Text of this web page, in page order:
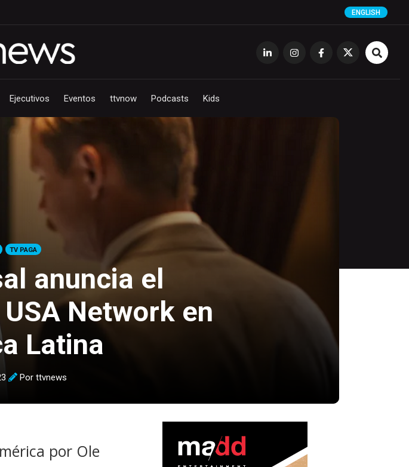
ENGLISH
Ejecutivos Eventos ttvnow Podcasts Kids
TV PAGA
anuncia el
Network en
Latina
Por ttvnews
por Ole